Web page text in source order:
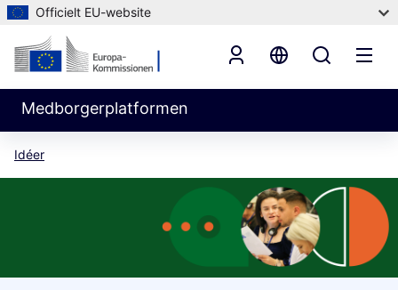
Officielt EU-website
Medborgerplatformen
Idéer